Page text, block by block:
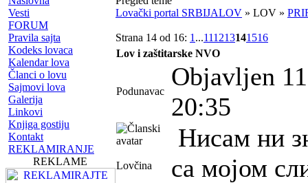
Vesti
FORUM
Pravila sajta
Kodeks lovaca
Kalendar lova
Članci o lovu
Sajmovi lova
Galerija
Linkovi
Knjiga gostiju
Kontakt
REKLAMIRANJE
REKLAME
Lovački portal SRBIJALOV » LOV »
Strana 14 od 16: 1 ...111213141516
Lov i zaštitarske NVO
Podunavac
Objavljen
20:35
Lovčina
Нисам ни
са мојом